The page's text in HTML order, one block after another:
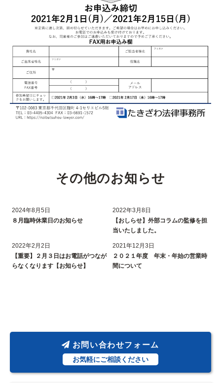
その他のお知らせ
2024年8月5日
８月臨時休業日のお知らせ
2022年3月8日
【おしらせ】外部コラムの監修を担
当いたしました。
2022年2月2日
【重要】２月３日はお電話がつなが
らなくなります【お知らせ】
2021年12月3日
２０２１年度 年末・年始の営業時
間について
お問い合わせフォーム
お気軽にご相談ください